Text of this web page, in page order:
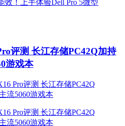
评测 长江存储PC42Q加持
游戏本